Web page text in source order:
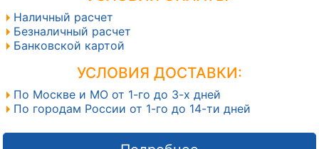
Наличный расчет
Безналичный расчет
Банковской картой
УСЛОВИЯ ДОСТАВКИ:
По Москве и МО от 1-го до 3-х дней
По городам России от 1-го до 14-ти дней